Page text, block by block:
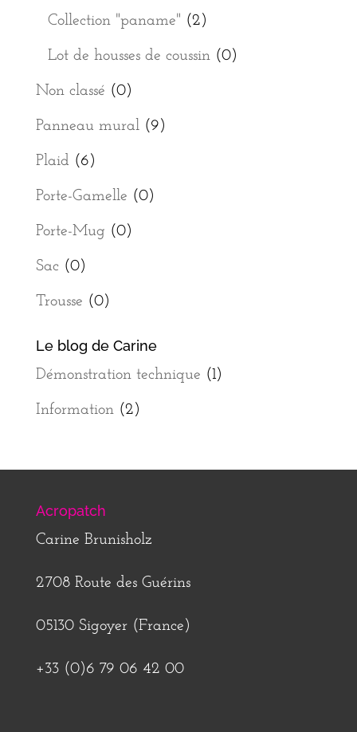
Collection "paname" (2)
Lot de housses de coussin (0)
Non classé (0)
Panneau mural (9)
Plaid (6)
Porte-Gamelle (0)
Porte-Mug (0)
Sac (0)
Trousse (0)
Le blog de Carine
Démonstration technique (1)
Information(2)
Acropatch
Carine Brunisholz
2708 Route des Guérins
05130 Sigoyer (France)
+33 (0)6 79 06 42 00